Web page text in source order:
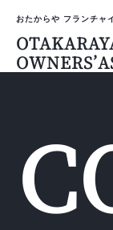
おたからや フランチャ